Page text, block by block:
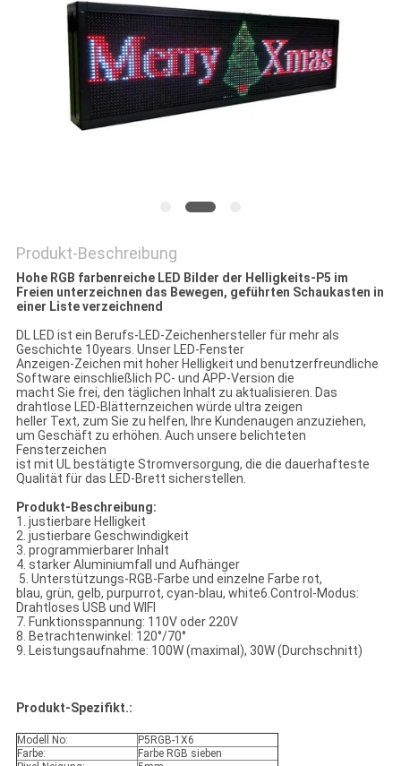
ZITAT
SITEMAP
PRIVACY
Produkt-Beschreibung
Hohe RGB farbenreiche LED Bilder der Helligkeits-P5 im
Freien unterzeichnen das Bewegen, geführten Schaukasten in
einer Liste verzeichnend
DL LED ist ein Berufs-LED-Zeichenhersteller für mehr als
Geschichte 10years. Unser LED-Fenster
Anzeigen-Zeichen mit hoher Helligkeit und benutzerfreundliche
Software einschließlich PC- und APP-Version die
macht Sie frei, den täglichen Inhalt zu aktualisieren. Das
drahtlose LED-Blätternzeichen würde ultra zeigen
heller Text, zum Sie zu helfen, Ihre Kundenaugen anzuziehen,
um Geschäft zu erhöhen. Auch unsere belichteten
Fensterzeichen
ist mit UL bestätigte Stromversorgung, die die dauerhafteste
Qualität für das LED-Brett sicherstellen.
Produkt-Beschreibung:
1. justierbare Helligkeit
2. justierbare Geschwindigkeit
3. programmierbarer Inhalt
4. starker Aluminiumfall und Aufhänger
5. Unterstützungs-RGB-Farbe und einzelne Farbe rot,
blau, grün, gelb, purpurrot, cyan-blau, white6.Control-Modus:
Drahtloses USB und WIFI
7. Funktionsspannung: 110V oder 220V
8. Betrachtenwinkel: 120°/70°
9. Leistungsaufnahme: 100W (maximal), 30W (Durchschnitt)
Produkt-Spezifikt.:
Modell No:
P5RGB-1X6
Farbe:
Farbe RGB sieben